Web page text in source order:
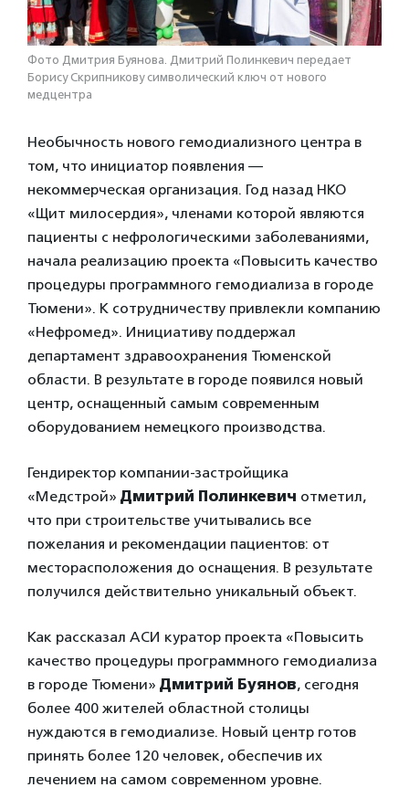
Фото Дмитрия Буянова. Дмитрий Полинкевич передает
Борису Скрипникову символический ключ от нового
медцентра
Необычность нового гемодиализного центра в
том, что инициатор появления —
некоммерческая организация. Год назад НКО
«Щит милосердия», членами которой являются
пациенты с нефрологическими заболеваниями,
начала реализацию проекта «Повысить качество
процедуры программного гемодиализа в городе
Тюмени». К сотрудничеству привлекли компанию
«Нефромед». Инициативу поддержал
департамент здравоохранения Тюменской
области. В результате в городе появился новый
центр, оснащенный самым современным
оборудованием немецкого производства.
Гендиректор компании-застройщика
«Медстрой» Дмитрий Полинкевич отметил,
что при строительстве учитывались все
пожелания и рекомендации пациентов: от
месторасположения до оснащения. В результате
получился действительно уникальный объект.
Как рассказал АСИ куратор проекта «Повысить
качество процедуры программного гемодиализа
в городе Тюмени» Дмитрий Буянов, сегодня
более 400 жителей областной столицы
нуждаются в гемодиализе. Новый центр готов
принять более 120 человек, обеспечив их
лечением на самом современном уровне.